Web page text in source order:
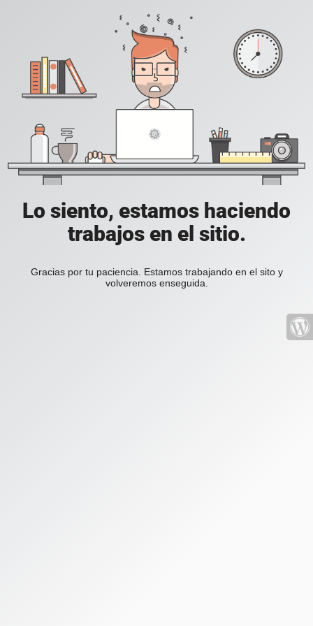
Lo siento, estamos haciendo
trabajos en el sitio.
Gracias por tu paciencia. Estamos trabajando en el sito y
volveremos enseguida.